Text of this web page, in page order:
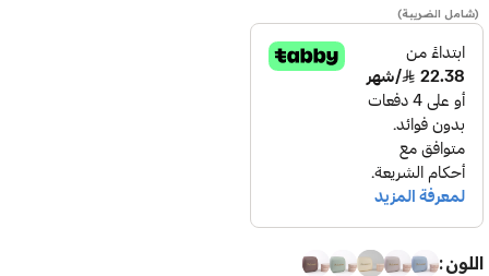
(شامل الضريبة)
اللون